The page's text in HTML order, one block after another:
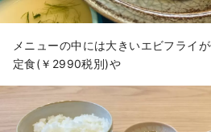
メニューの中には大きいエビフライ
定食(￥2990税別)や